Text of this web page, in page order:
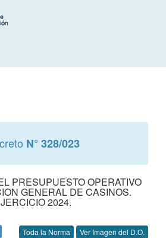
N° 328/023
PRESUPUESTO OPERATIVO
GENERAL DE CASINOS.
2024.
Toda la Norma Ver Imagen del D.O.